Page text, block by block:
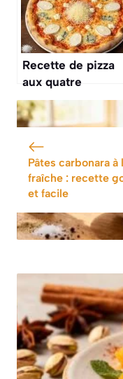
Recette de pizza
aux quatre
fromages :
comment la
réussir ?
Pâtes carbonara à
fraîche : recette
et facile